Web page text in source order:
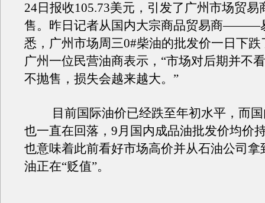
24日报收105.73美元，引发了广州市场贸易
售。昨日记者从国内大宗商品贸易商———
悉，广州市场周三0#柴油的批发价一日下跌
广州一位民营油商表示，“市场对后期并不
不抛售，损失会越来越大。”
目前国际油价已经跌至年初水平，而国
也一直在回落，9月国内成品油批发价均价
也意味着此前看好市场高价并从石油公司拿
油正在“贬值”。